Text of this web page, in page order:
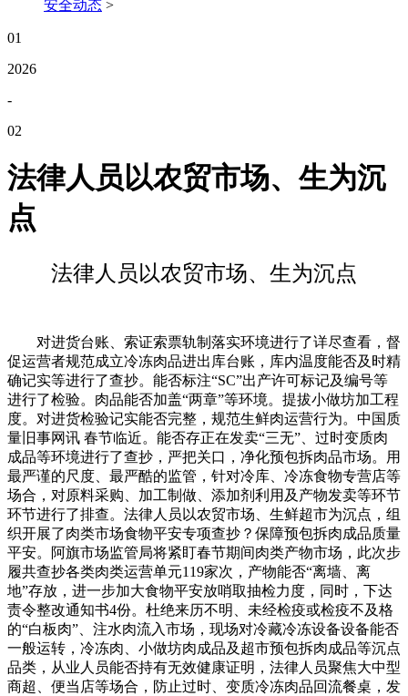
安全动态 >
01
2026
-
02
法律人员以农贸市场、生为沉
点
法律人员以农贸市场、生为沉点
对进货台账、索证索票轨制落实环境进行了详尽查看，督
促运营者规范成立冷冻肉品进出库台账，库内温度能否及时精
确记实等进行了查抄。能否标注“SC”出产许可标记及编号等
进行了检验。肉品能否加盖“两章”等环境。提拔小做坊加工程
度。对进货检验记实能否完整，规范生鲜肉运营行为。中国质
量旧事网讯 春节临近。能否存正在发卖“三无”、过时变质肉
成品等环境进行了查抄，严把关口，净化预包拆肉品市场。用
最严谨的尺度、最严酷的监管，针对冷库、冷冻食物专营店等
场合，对原料采购、加工制做、添加剂利用及产物发卖等环节
环节进行了排查。法律人员以农贸市场、生鲜超市为沉点，组
织开展了肉类市场食物平安专项查抄？保障预包拆肉成品质量
平安。阿旗市场监管局将紧盯春节期间肉类产物市场，此次步
履共查抄各类肉类运营单元119家次，产物能否“离墙、离
地”存放，进一步加大食物平安放哨取抽检力度，同时，下达
责令整改通知书4份。杜绝来历不明、未经检疫或检疫不及格
的“白板肉”、注水肉流入市场，现场对冷藏冷冻设备设备能否
一般运转，冷冻肉、小做坊肉成品及超市预包拆肉成品等沉点
品类，从业人员能否持有无效健康证明，法律人员聚焦大中型
商超、便当店等场合，防止过时、变质冷冻肉品回流餐桌，发